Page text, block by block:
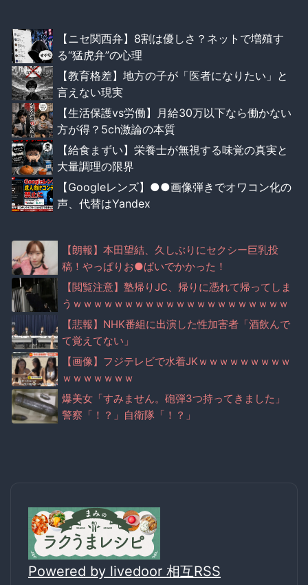
【ニセ関西弁】8割は優しさ？ネットで増殖す
る“猛虎弁”の心理
【教育格差】地方の子が「医者になりたい」と
言えない現実
【生活保護vs労働】月給30万以下なら働かない
方が得？5ch激論の本質
【給食まずい】栄養士が無視する味覚の真実と
大量調理の限界
【Googleレンズ】●●画像弾きでオワコン化の
声、代替はYandex
【朗報】本田望結、久しぶりにセクシー巨乳投
稿！やっぱりお●ぱいでかかった！
【閲覧注意】塾帰りJC、帰りに憑れて帰ってしま
うｗｗｗｗｗｗｗｗｗｗｗｗｗｗｗｗｗｗｗｗｗ
ｗ【悲報】NHK番組に出演した性加害者「酒飲んで
て覚えてない」
【画像】フジテレビで水着JKｗｗｗｗｗｗｗｗｗ
ｗｗｗｗｗｗｗ
爆美女「すみません。砲弾3つ持ってきました」
警察「！？」自衛隊「！？」
Powered by livedoor 相互RSS